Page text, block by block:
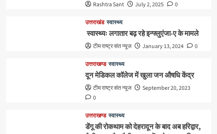
Rashtra Sant July 2, 2025 0
उत्तराखंड स्वास्थ्य
स्वास्थ्यः लगातार बढ़ रहे इन्फ्लुएंजा-ए के मामले
टीम राष्ट्र संत न्यूज January 13, 2024 0
उत्तराखण्ड स्वास्थ्य
दून मेडिकल कॉलेज में खुला जन औषधि केंद्र
टीम राष्ट्र संत न्यूज
September 20, 2023
0
उत्तराखण्ड स्वास्थ्य
डेंगू की रोकथाम को देहरादून के बाद अब हरिद्वार,